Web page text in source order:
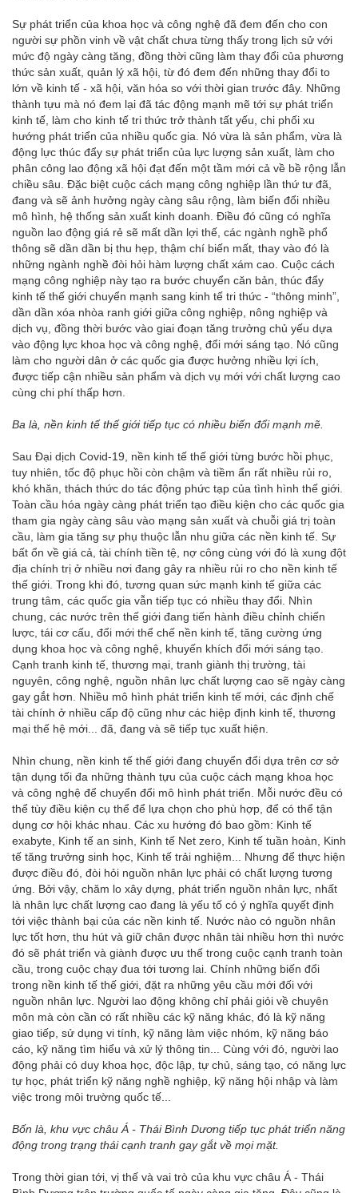
Sự phát triển của khoa học và công nghệ đã đem đến cho con
người sự phồn vinh về vật chất chưa từng thấy trong lịch sử với
mức độ ngày càng tăng, đồng thời cũng làm thay đổi của phương
thức sản xuất, quản lý xã hội, từ đó đem đến những thay đổi to
lớn về kinh tế - xã hội, văn hóa so với thời gian trước đây. Những
thành tựu mà nó đem lại đã tác động mạnh mẽ tới sự phát triển
kinh tế, làm cho kinh tế tri thức trở thành tất yếu, chi phối xu
hướng phát triển của nhiều quốc gia. Nó vừa là sản phẩm, vừa là
động lực thúc đẩy sự phát triển của lực lượng sản xuất, làm cho
phân công lao động xã hội đạt đến một tầm mới cả về bề rộng lẫn
chiều sâu. Đặc biệt cuộc cách mạng công nghiệp lần thứ tư đã,
đang và sẽ ảnh hưởng ngày càng sâu rộng, làm biến đổi nhiều
mô hình, hệ thống sản xuất kinh doanh. Điều đó cũng có nghĩa
nguồn lao động giá rẻ sẽ mất dần lợi thế, các ngành nghề phổ
thông sẽ dần dần bị thu hẹp, thậm chí biến mất, thay vào đó là
những ngành nghề đòi hỏi hàm lượng chất xám cao. Cuộc cách
mạng công nghiệp này tạo ra bước chuyển căn bản, thúc đẩy
kinh tế thế giới chuyển mạnh sang kinh tế tri thức - “thông minh”,
dần dần xóa nhòa ranh giới giữa công nghiệp, nông nghiệp và
dịch vụ, đồng thời bước vào giai đoạn tăng trưởng chủ yếu dựa
vào động lực khoa học và công nghệ, đổi mới sáng tạo. Nó cũng
làm cho người dân ở các quốc gia được hưởng nhiều lợi ích,
được tiếp cận nhiều sản phẩm và dịch vụ mới với chất lượng cao
cùng chi phí thấp hơn.
Ba là, nền kinh tế thế giới tiếp tục có nhiều biến đổi mạnh mẽ.
Sau Đại dịch Covid-19, nền kinh tế thế giới từng bước hồi phục,
tuy nhiên, tốc độ phục hồi còn chậm và tiềm ẩn rất nhiều rủi ro,
khó khăn, thách thức do tác động phức tạp của tình hình thế giới.
Toàn cầu hóa ngày càng phát triển tạo điều kiện cho các quốc gia
tham gia ngày càng sâu vào mạng sản xuất và chuỗi giá trị toàn
cầu, làm gia tăng sự phụ thuộc lẫn nhu giữa các nền kinh tế. Sự
bất ổn về giá cả, tài chính tiền tệ, nợ công cùng với đó là xung đột
địa chính trị ở nhiều nơi đang gây ra nhiều rủi ro cho nền kinh tế
thế giới. Trong khi đó, tương quan sức mạnh kinh tế giữa các
trung tâm, các quốc gia vẫn tiếp tục có nhiều thay đổi. Nhìn
chung, các nước trên thế giới đang tiến hành điều chỉnh chiến
lược, tái cơ cấu, đổi mới thể chế nền kinh tế, tăng cường ứng
dụng khoa học và công nghệ, khuyến khích đổi mới sáng tạo.
Cạnh tranh kinh tế, thương mại, tranh giành thị trường, tài
nguyên, công nghệ, nguồn nhân lực chất lượng cao sẽ ngày càng
gay gắt hơn. Nhiều mô hình phát triển kinh tế mới, các định chế
tài chính ở nhiều cấp độ cũng như các hiệp định kinh tế, thương
mại thế hệ mới... đã, đang và sẽ tiếp tục xuất hiện.
Nhìn chung, nền kinh tế thế giới đang chuyển đổi dựa trên cơ sở
tận dụng tối đa những thành tựu của cuộc cách mạng khoa học
và công nghệ để chuyển đổi mô hình phát triển. Mỗi nước đều có
thể tùy điều kiện cụ thể để lựa chọn cho phù hợp, để có thể tận
dụng cơ hội khác nhau. Các xu hướng đó bao gồm: Kinh tế
exabyte, Kinh tế an sinh, Kinh tế Net zero, Kinh tế tuần hoàn, Kinh
tế tăng trưởng sinh học, Kinh tế trải nghiệm... Nhưng để thực hiện
được điều đó, đòi hỏi nguồn nhân lực phải có chất lượng tương
ứng. Bởi vậy, chăm lo xây dựng, phát triển nguồn nhân lực, nhất
là nhân lực chất lượng cao đang là yếu tố có ý nghĩa quyết định
tới việc thành bại của các nền kinh tế. Nước nào có nguồn nhân
lực tốt hơn, thu hút và giữ chân được nhân tài nhiều hơn thì nước
đó sẽ phát triển và giành được ưu thế trong cuộc cạnh tranh toàn
cầu, trong cuộc chạy đua tới tương lai. Chính những biến đổi
trong nền kinh tế thế giới, đặt ra những yêu cầu mới đối với
nguồn nhân lực. Người lao động không chỉ phải giỏi về chuyên
môn mà còn cần có rất nhiều các kỹ năng khác, đó là kỹ năng
giao tiếp, sử dụng vi tính, kỹ năng làm việc nhóm, kỹ năng báo
cáo, kỹ năng tìm hiểu và xử lý thông tin... Cùng với đó, người lao
động phải có duy khoa học, độc lập, tự chủ, sáng tạo, có năng lực
tự học, phát triển kỹ năng nghề nghiệp, kỹ năng hội nhập và làm
việc trong môi trường quốc tế...
Bốn là, khu vực châu Á - Thái Bình Dương tiếp tục phát triển năng
động trong trạng thái cạnh tranh gay gắt về mọi mặt.
Trong thời gian tới, vị thế và vai trò của khu vực châu Á - Thái